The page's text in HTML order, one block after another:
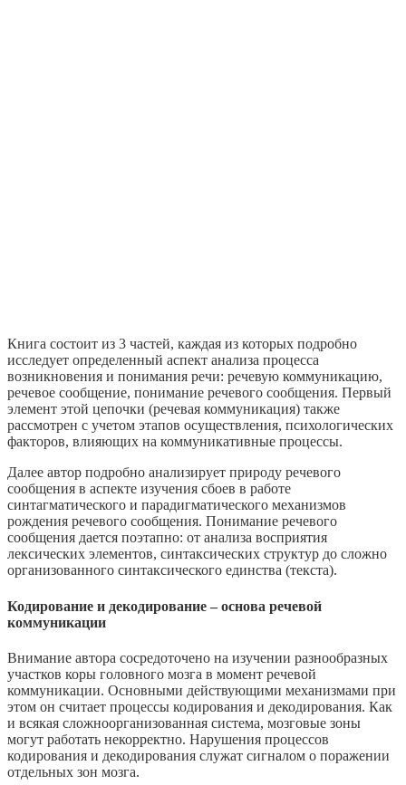
Книга состоит из 3 частей, каждая из которых подробно
исследует определенный аспект анализа процесса
возникновения и понимания речи: речевую коммуникацию,
речевое сообщение, понимание речевого сообщения. Первый
элемент этой цепочки (речевая коммуникация) также
рассмотрен с учетом этапов осуществления, психологических
факторов, влияющих на коммуникативные процессы.
Далее автор подробно анализирует природу речевого
сообщения в аспекте изучения сбоев в работе
синтагматического и парадигматического механизмов
рождения речевого сообщения. Понимание речевого
сообщения дается поэтапно: от анализа восприятия
лексических элементов, синтаксических структур до сложно
организованного синтаксического единства (текста).
Кодирование и декодирование – основа речевой
коммуникации
Внимание автора сосредоточено на изучении разнообразных
участков коры головного мозга в момент речевой
коммуникации. Основными действующими механизмами при
этом он считает процессы кодирования и декодирования. Как
и всякая сложноорганизованная система, мозговые зоны
могут работать некорректно. Нарушения процессов
кодирования и декодирования служат сигналом о поражении
отдельных зон мозга.